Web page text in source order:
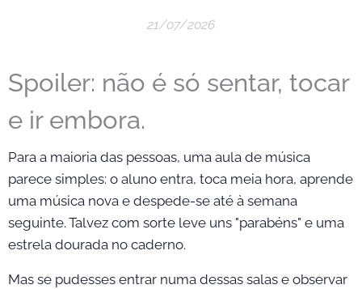
21/07/2026
Spoiler: não é só sentar, tocar
e ir embora.
Para a maioria das pessoas, uma aula de música
parece simples: o aluno entra, toca meia hora, aprende
uma música nova e despede-se até à semana
seguinte. Talvez com sorte leve uns "parabéns" e uma
estrela dourada no caderno.
Mas se pudesses entrar numa dessas salas e observar